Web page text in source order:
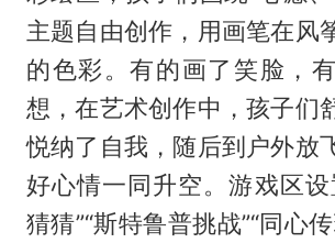
主题自由创作，用画笔在风
的色彩。有的画了笑脸，
想，在艺术创作中，孩子们
悦纳了自我，随后到户外放
好心情一同升空。游戏区设
猜猜”“斯特鲁普挑战”“同心